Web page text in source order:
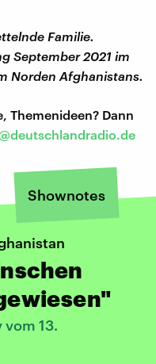
Familie.
September 2021 im
Norden Afghanistans.
Themenideen? Dann
Shownotes
13.